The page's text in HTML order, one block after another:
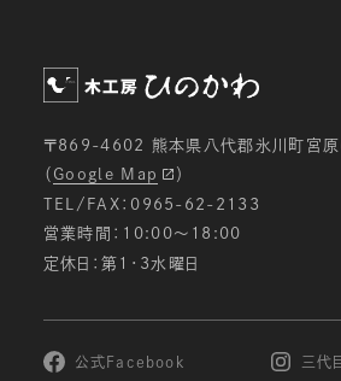
〒869-4602 熊本県八代郡氷川町宮
（ Google Map
）
TEL/FAX：0965-62-2133
営業時間：10:00〜18:00
定休日：第1・3水曜日
公式Facebook 三代